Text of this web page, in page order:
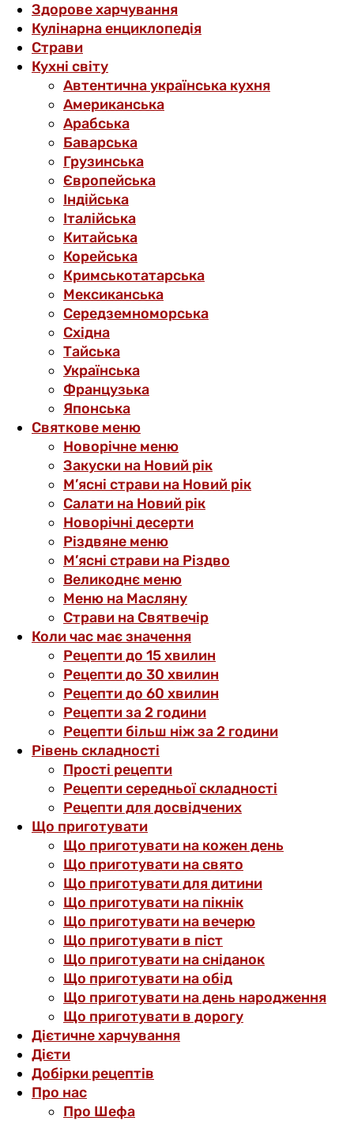
Здорове харчування
Кулінарна енциклопедія
Страви
Кухні світу
Автентична українська кухня
Американська
Арабська
Баварська
Грузинська
Європейська
Індійська
Італійська
Китайська
Корейська
Кримськотатарська
Мексиканська
Середземноморська
Східна
Тайська
Українська
Французька
Японська
Святкове меню
Новорічне меню
Закуски на Новий рік
М’ясні страви на Новий рік
Салати на Новий рік
Новорічні десерти
Різдвяне меню
М’ясні страви на Різдво
Великоднє меню
Меню на Масляну
Страви на Святвечір
Коли час має значення
Рецепти до 15 хвилин
Рецепти до 30 хвилин
Рецепти до 60 хвилин
Рецепти за 2 години
Рецепти більш ніж за 2 години
Рівень складності
Прості рецепти
Рецепти середньої складності
Рецепти для досвідчених
Що приготувати
Що приготувати на кожен день
Що приготувати на свято
Що приготувати для дитини
Що приготувати на пікнік
Що приготувати на вечерю
Що приготувати в піст
Що приготувати на сніданок
Що приготувати на обід
Що приготувати на день народження
Що приготувати в дорогу
Дієтичне харчування
Дієти
Добірки рецептів
Про нас
Про Шефа